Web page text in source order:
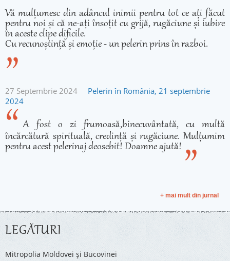
Vă mulțumesc din adâncul inimii pentru tot ce ați făcut
pentru noi și că ne-ați însoțit cu grijă, rugăciune și iubire
în aceste clipe dificile.
Cu recunoștință și emoție - un pelerin prins în razboi.
27 Septembrie 2024
Pelerin în România, 21 septembrie
2024
A fost o zi frumoasă,binecuvântată, cu multă
încărcătură spirituală, credință și rugăciune. Mulțumim
pentru acest pelerinaj deosebit! Doamne ajută!
+ mai mult din jurnal
LEGĂTURI
Mitropolia Moldovei și Bucovinei